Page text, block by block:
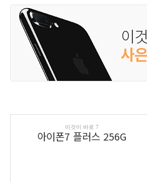
이것이 바로 7
아이폰7 플러스 256G